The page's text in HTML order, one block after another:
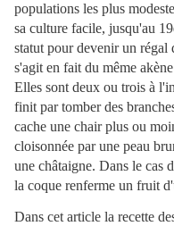
populations les plus
sa culture facile, jusqu'au
statut pour devenir un régal
s'agit en fait du même
Elles sont deux ou trois à
finit par tomber des
cache une chair plus ou
cloisonnée par une peau
une châtaigne. Dans le cas
la coque renferme un fruit
Dans cet article la recette